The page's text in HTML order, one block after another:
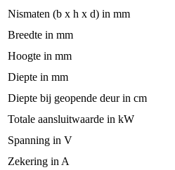
Nismaten (b x h x d) in mm
Breedte in mm
Hoogte in mm
Diepte in mm
Diepte bij geopende deur in cm
Totale aansluitwaarde in kW
Spanning in V
Zekering in A